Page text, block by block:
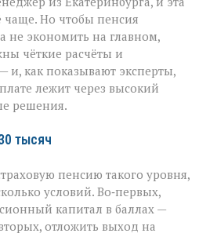
нужно,
чтобы
получать
130
тысяч
рублей
чаще. Но чтобы пенсия
не экономить на главном,
чёткие расчёты и
и, как показывают эксперты,
лежит через высокий
решения.
тысяч
пенсию такого уровня,
условий. Во‑первых,
капитал в баллах —
отложить выход на